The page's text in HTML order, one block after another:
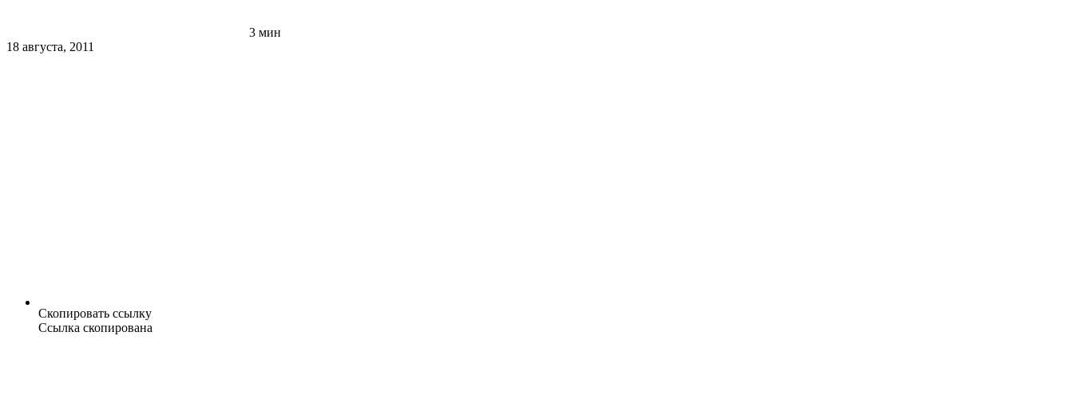
3 мин
18 августа, 2011
Скопировать ссылку
Ссылка скопирована